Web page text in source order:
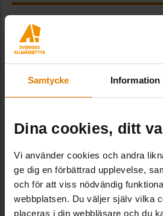
Samtycke Information
Dina cookies, ditt
Vi använder cookies och andra
ge dig en förbättrad upplevelse,
och för att viss nödvändig
webbplatsen. Du väljer själv vilka
placeras i din webbläsare och du
Här utbildas
bemöta hyresgäster